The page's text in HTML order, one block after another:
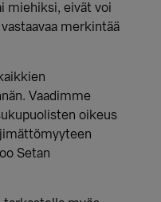
miehiksi, eivät voi
merkintää
Vaadimme
oikeus
Setan